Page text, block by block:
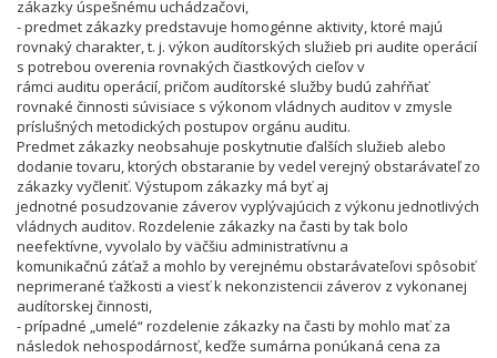
zákazky úspešnému uchádzačovi,
- predmet zákazky predstavuje homogénne aktivity, ktoré majú
rovnaký charakter, t. j. výkon audítorských služieb pri audite operácií
s potrebou overenia rovnakých čiastkových cieľov v
rámci auditu operácií, pričom audítorské služby budú zahŕňať
rovnaké činnosti súvisiace s výkonom vládnych auditov v zmysle
príslušných metodických postupov orgánu auditu.
Predmet zákazky neobsahuje poskytnutie ďalších služieb alebo
dodanie tovaru, ktorých obstaranie by vedel verejný obstarávateľ zo
zákazky vyčleniť. Výstupom zákazky má byť aj
jednotné posudzovanie záverov vyplývajúcich z výkonu jednotlivých
vládnych auditov. Rozdelenie zákazky na časti by tak bolo
neefektívne, vyvolalo by väčšiu administratívnu a
komunikačnú záťaž a mohlo by verejnému obstarávateľovi spôsobiť
neprimerané ťažkosti a viesť k nekonzistencii záverov z vykonanej
audítorskej činnosti,
- prípadné „umelé“ rozdelenie zákazky na časti by mohlo mať za
následok nehospodárnosť, keďže sumárna ponúkaná cena za